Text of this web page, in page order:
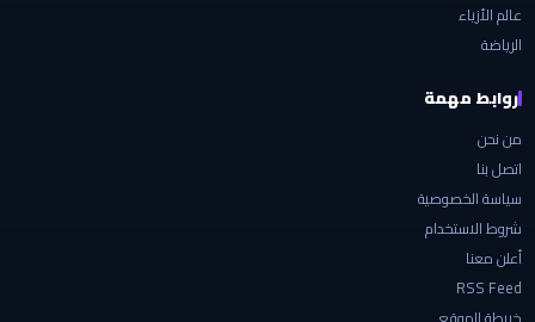
عالم الأزياء
الرياضة
روابط مهمة
من نحن
اتصل بنا
سياسة الخصوصية
شروط الاستخدام
أعلن معنا
RSS Feed